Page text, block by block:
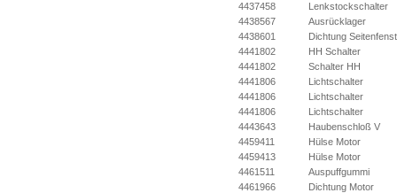
4437458
Lenkstockschalter
4438567
Ausrücklager
4438601
Dichtung
4441802
HH Schalter
4441802
Schalter HH
4441806
Lichtschalter
4441806
Lichtschalter
4441806
Lichtschalter
4443643
Haubenschloß V
4459411
Hülse Motor
4459413
Hülse Motor
4461511
Auspuffgummi
4461966
Dichtung Motor